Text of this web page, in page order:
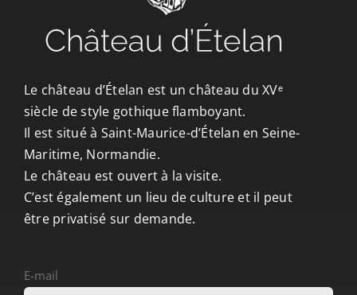
Le château d’Ételan est un château du XVᵉ
siècle de style gothique flamboyant.
Il est situé à Saint-Maurice-d’Ételan en Seine-
Maritime, Normandie.
Le château est ouvert à la visite.
C’est également un lieu de culture et il peut
être privatisé sur demande.
E-mail